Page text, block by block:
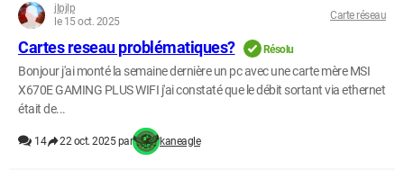
jlpjlp
le 15 oct. 2025
Carte réseau
Cartes reseau problématiques? Résolu
Bonjour j'ai monté la semaine dernière un pc avec une carte mère MSI
X670E GAMING PLUS WIFI j'ai constaté que le débit sortant via ethernet
était de...
14 22 oct. 2025 par kaneagle